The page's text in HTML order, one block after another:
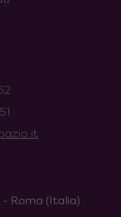
- Roma (Italia)